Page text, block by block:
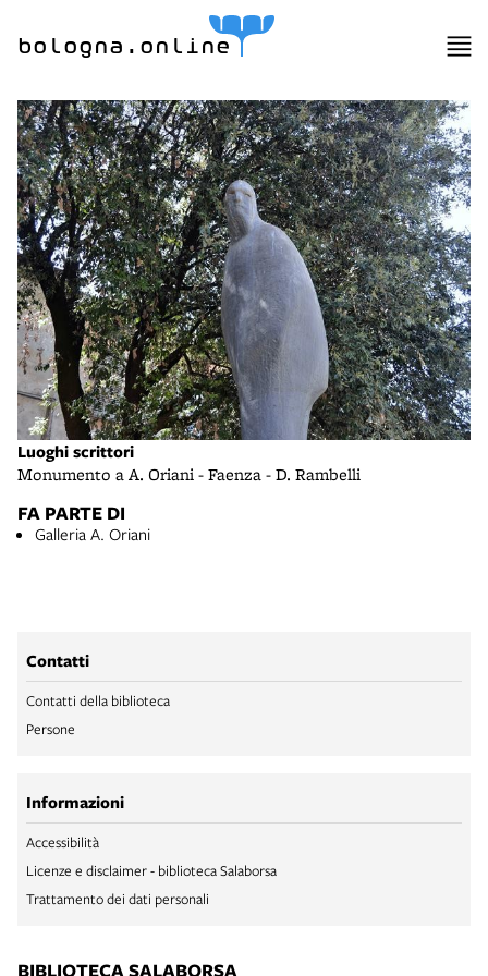
bologna.online
Luoghi scrittori
Monumento a A. Oriani - Faenza - D. Rambelli
FA PARTE DI
Galleria A. Oriani
Contatti
Contatti della biblioteca
Persone
Informazioni
Accessibilità
Licenze e disclaimer - biblioteca Salaborsa
Trattamento dei dati personali
BIBLIOTECA SALABORSA